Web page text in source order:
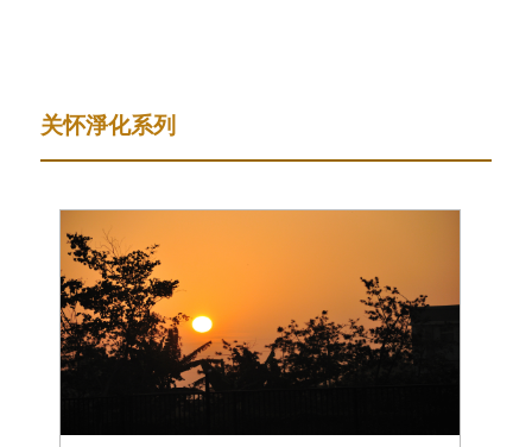
关怀淨化系列
唯心净土系列
弘法活动简介
企业人士超越禅修营
青少年夏令营
关怀淨化系列